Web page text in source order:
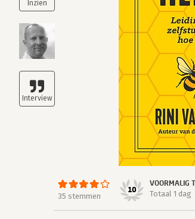
35 stemmen
10
VOORMALIG
Totaal 1 dag